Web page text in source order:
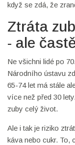
když se zdá, že
Ztráta
- ale
Ne všichni lidé po
Národního ústavu
65-74 let má stále
více než před 30
zuby celý život.
Ale i tak je riziko
káva nebo cukr. To,